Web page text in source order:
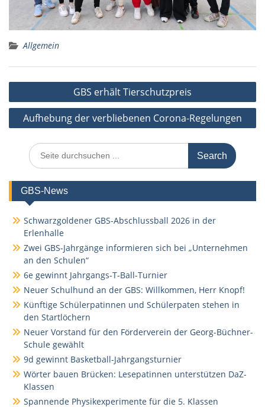
Allgemein
Beitragsnavigation
GBS erhält Tierschutzpreis
Aufhebung der verbliebenen Corona-Regelungen
Search
for:
GBS-News
Schwarzgoldener GBS-Abschlussball 2026 in der
Erlenhalle
Zwei GBS-Jahrgänge informieren sich bei „Unternehmen
an den Schulen“
6e gewinnt Jahrgangs-T-Ball-Turnier
Neuer Schulhund an der GBS: Willkommen, Herr Knopf!
Künftige Schülerpatinnen und Schülerpaten stehen in
den Startlöchern
Neuer Vorstand für den Förderverein der Georg-Büchner-
Schule gewählt
9d gewinnt Basketball-Jahrgangsturnier
Wörter bauen Brücken: Lesepatinnen unterstützen DaZ-
Klassen
Spannende Physikexperimente für die 5. Klassen